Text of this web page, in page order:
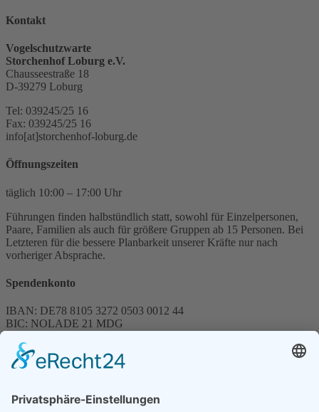
Kontakt
Vogelschutzwarte
Storchenhof Loburg e.V.
Chausseestraße 18
D-39279 Loburg
Tel: 039245/25 16
Fax: 039245/25 16
info[at]storchenhof-loburg.de
Öffnungszeiten
täglich 10:00 – 17:00 Uhr
Führungen finden halbstündlich statt, sowohl für Einzelpersonen,
Paare, Familien als auch für größere Gruppen ab 15 Personen. Bei
Letzteren für die bessere Planbarkeit unserer Kräfte nur nach
vorheriger Absprache.
Spendenkonto
IBAN: DE78 8105 3272 0503 0012 44
BIC: NOLADE 21 MDG
Spenden können steuerlich abgesetzt werden